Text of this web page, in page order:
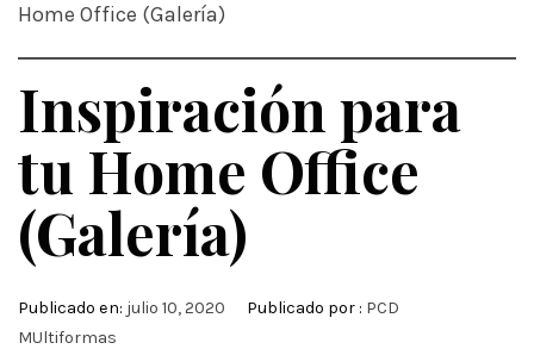
Home Office (Galería)
Inspiración para
tu Home Office
(Galería)
Publicado en: julio 10, 2020 Publicado por : PCD
MUltiformas